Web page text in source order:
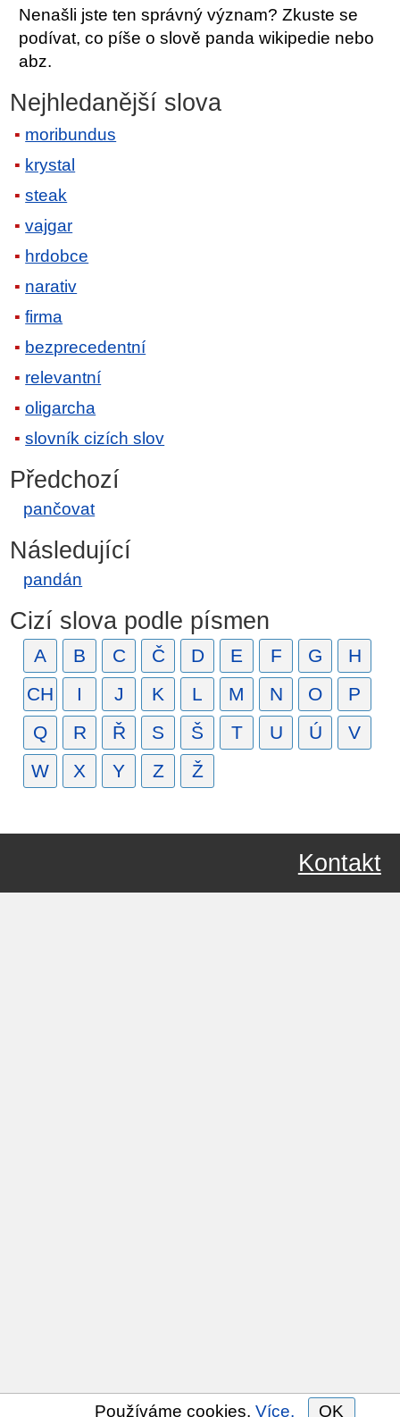
Nenašli jste ten správný význam? Zkuste se
podívat, co píše o slově panda wikipedie nebo
abz.
Nejhledanější slova
moribundus
krystal
steak
vajgar
hrdobce
narativ
firma
bezprecedentní
relevantní
oligarcha
slovník cizích slov
Předchozí
pančovat
Následující
pandán
Cizí slova podle písmen
A B C Č D E F G
H
CH
I J K L M N O
P
Q
R Ř S Š T U Ú
V
W
X Y Z Ž
Kontakt
Používáme cookies. Více. OK